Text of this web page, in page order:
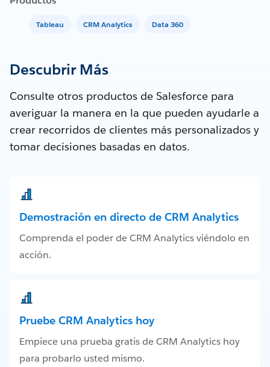
Tableau CRM Analytics Data 360
Descubrir Más
Consulte otros productos de Salesforce para
averiguar la manera en la que pueden ayudarle a
crear recorridos de clientes más personalizados y
tomar decisiones basadas en datos.
Demostración en directo de CRM Analytics
Comprenda el poder de CRM Analytics viéndolo en
acción.
Pruebe CRM Analytics hoy
Empiece una prueba gratis de CRM Analytics hoy
para probarlo usted mismo.